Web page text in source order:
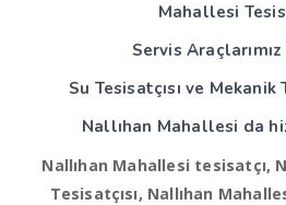
Mahallesi
Servis
Su Tesisatçısı ve
Nallıhan Mahallesi da
Nallıhan Mahallesi tesisatçı,
Tesisatçısı, Nallıhan